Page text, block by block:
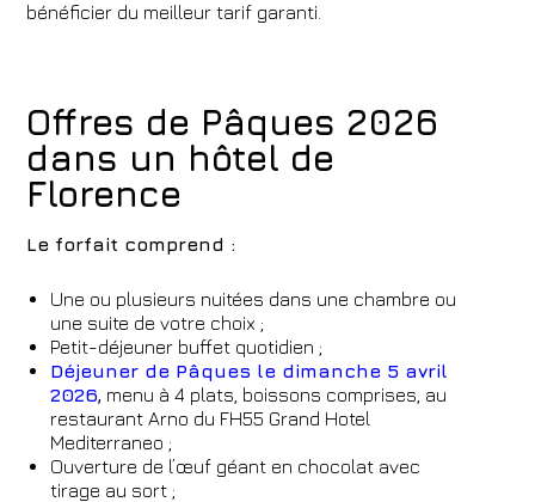
bénéficier du meilleur tarif garanti.
Offres de Pâques 2026
dans un hôtel de
Florence
Le forfait comprend :
Une ou plusieurs nuitées dans une chambre ou
une suite de votre choix ;
Petit-déjeuner buffet quotidien ;
Déjeuner de Pâques le dimanche 5 avril
2026, menu à 4 plats, boissons comprises, au
restaurant Arno du FH55 Grand Hotel
Mediterraneo ;
Ouverture de l’œuf géant en chocolat avec
tirage au sort ;